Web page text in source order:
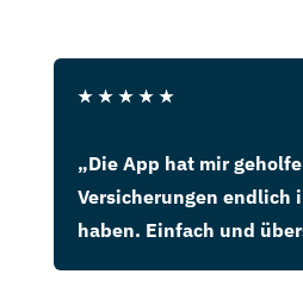
★ ★ ★ ★ ★
„Die App hat mir
Versicherungen endlich
haben. Einfach und